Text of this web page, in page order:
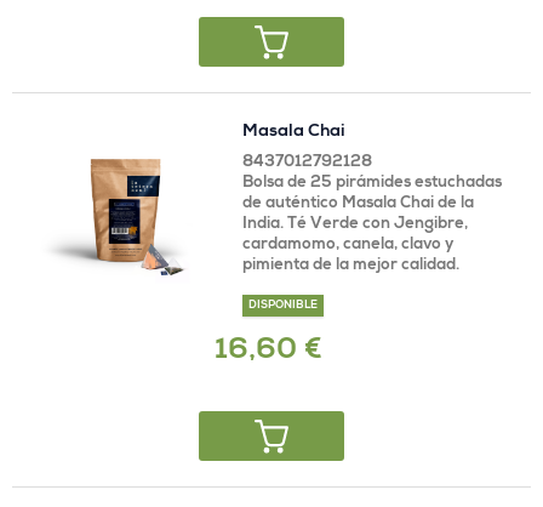
Masala Chai
8437012792128
Bolsa de 25 pirámides estuchadas
de auténtico Masala Chai de la
India. Té Verde con Jengibre,
cardamomo, canela, clavo y
pimienta de la mejor calidad.
DISPONIBLE
16,60 €